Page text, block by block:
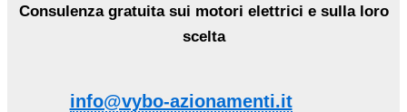
Consulenza gratuita sui motori elettrici e sulla loro
scelta
info@vybo-azionamenti.it